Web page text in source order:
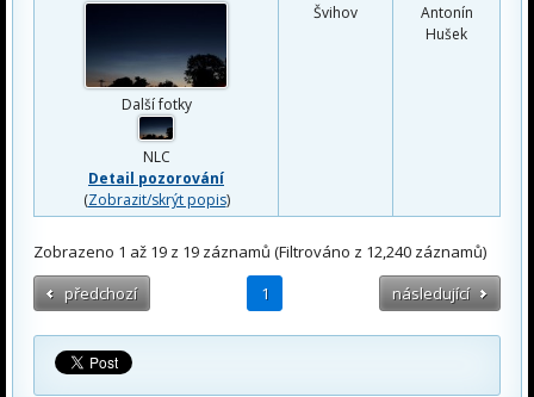
Další fotky
NLC
Detail pozorování
(Zobrazit/skrýt popis)
Švihov
Antonín
Hušek
Zobrazeno 1 až 19 z 19 záznamů (Filtrováno z 12,240 záznamů)
předchozí
1 následující